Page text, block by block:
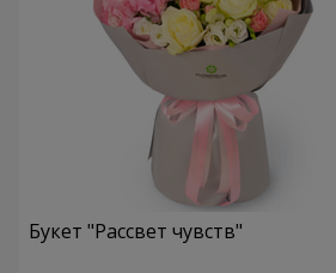
Букет "Рассвет чувств"